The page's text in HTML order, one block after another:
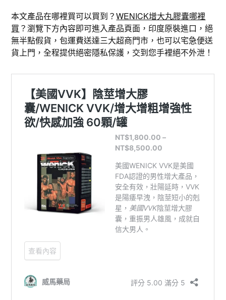
本文產品在哪裡買可以買到？WENICK增大丸膠囊哪裡
買 ？瀏覽下方內容即可進入產品頁面，印度原裝進口，絕
無半點假貨，包運費送達三大超商門市，也可以宅急便送
貨上門，全程提供絕密隱私保護，交到您手裡絕不外泄！